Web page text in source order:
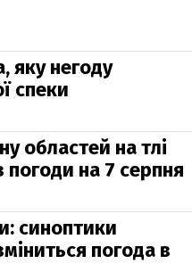
яку негоду
спеки
областей на тлі
погоди на 7 серпня
синоптики
погода в